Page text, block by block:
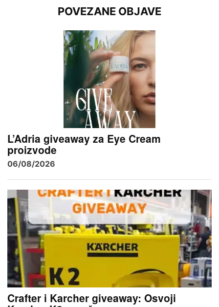
POVEZANE OBJAVE
L’Adria giveaway za Eye Cream
proizvode
06/08/2026
Crafter i Karcher giveaway: Osvoji